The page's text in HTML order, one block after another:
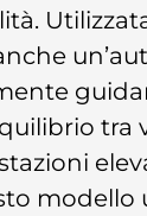
tra
modello